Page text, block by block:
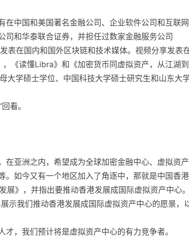
中国和美国著名金融公司、企业软件公司和互联
和华泰联合证券，并担任过数家金融服务公司
表在国内和国外区块链和技术媒体。视频分享发表
《读懂Libra》和《加密货币同虚拟资产，从江湖
大学硕士学位、中国科技大学硕士研究生和山东大
看。
亚洲之内，希望成为全球加密金融中心、虚拟资
如今又有一个地区加入了角逐中，那就是中国香港
》，并指出要推动香港发展成国际虚拟资产中心。
示我们推动香港发展成国际虚拟资产中心的愿景，
，我们预计将是虚拟资产中心的有力竞争者。